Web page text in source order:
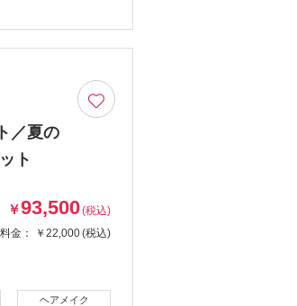
／夏の
ト
￥93,500(税込)
金：
￥22,000(税込)
ヘアメイク